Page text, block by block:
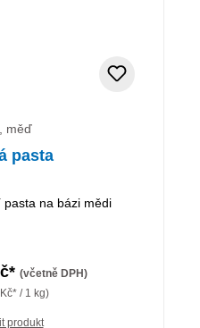
měď
pasta
na bázi mědi
(včetně DPH)
/ 1 kg)
produkt